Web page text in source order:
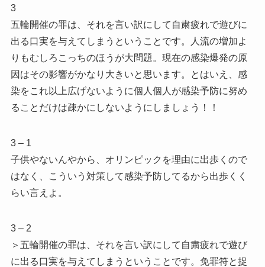
3
五輪開催の罪は、それを言い訳にして自粛疲れで遊びに
出る口実を与えてしまうということです。人流の増加よ
りもむしろこっちのほうが大問題。現在の感染爆発の原
因はその影響がかなり大きいと思います。とはいえ、感
染をこれ以上広げないように個人個人が感染予防に努め
ることだけは疎かにしないようにしましょう！！
3 – 1
子供やないんやから、オリンピックを理由に出歩くので
はなく、こういう対策して感染予防してるから出歩くく
らい言えよ。
3 – 2
＞五輪開催の罪は、それを言い訳にして自粛疲れで遊び
に出る口実を与えてしまうということです。免罪符と捉